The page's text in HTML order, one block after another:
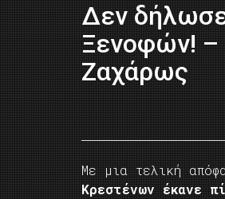
Δεν δήλωσε
Ξενοφών! –
Ζαχάρως
Με μια τελική
Κρεστένων έκανε